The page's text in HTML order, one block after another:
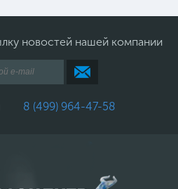
новостей нашей компании
8 (499) 964-47-58